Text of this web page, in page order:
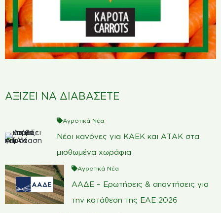
ΑΞΙΖΕΙ ΝΑ ΔΙΑΒΑΣΕΤΕ
Αγροτικά Νέα
Νέοι κανόνες για ΚΑΕΚ και ΑΤΑΚ στα
μισθωμένα χωράφια
Αγροτικά Νέα
ΑΑΔΕ – Ερωτήσεις & απαντήσεις για
την κατάθεση της ΕΑΕ 2026